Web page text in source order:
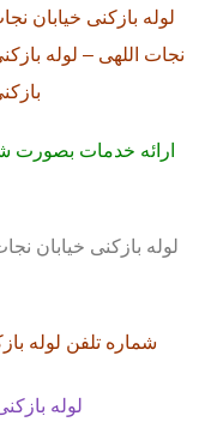
لوله بازکنی خیابان
نجات اللهی – لوله
ارائه خدمات بصورت
لوله بازکنی خیابان
شماره تلفن لوله بازکنی
لوله